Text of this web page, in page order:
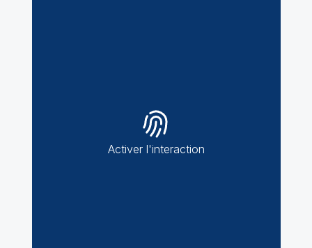
Activer l'interaction